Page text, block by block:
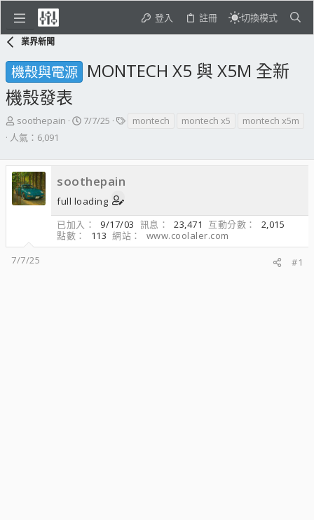
登入 註冊 切換模式
業界新聞
機殼與電源 MONTECH X5 與 X5M 全新
機殼發表
主
題
起
人
soothepain
開
期
7/7/25
標montech montech x5
montech x5m
人氣：6,091
soothepain
full loading
已加入
9/17/03 訊息 23,471 互動分數
2,015
點數
113 網站
www.coolaler.com
7/7/25
#1